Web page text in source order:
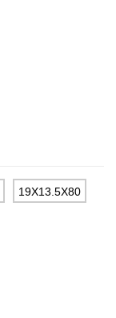
19X13.5X80